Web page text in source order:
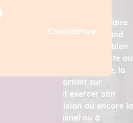
Candidature
? Vous souhaitez en faire
les actualités au plus grand
culturel pourrait alors bien
qui peut être généraliste ou
cinéma, le théâtre, la danse, la
et des billets portant sur
d’art. Il peut exercer son
le Web, la télévision ou encore la
François Busnel ou à